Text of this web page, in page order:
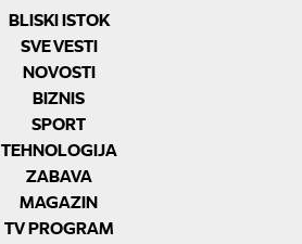
BLISKI ISTOK
SVE VESTI
NOVOSTI
BIZNIS
SPORT
TEHNOLOGIJA
ZABAVA
MAGAZIN
TV PROGRAM